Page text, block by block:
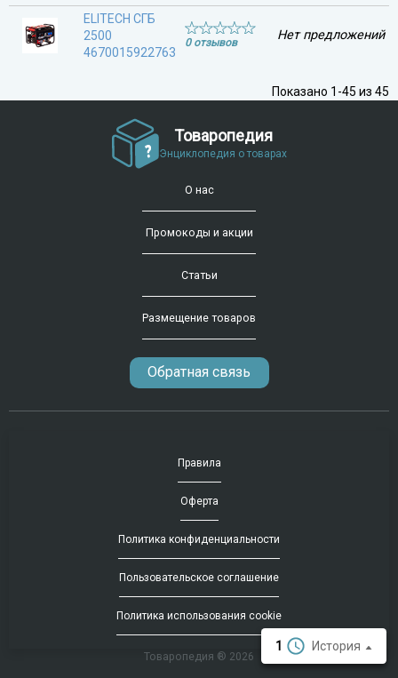
ELITECH СГБ
2500
4670015922763
0 отзывов Нет предложений
Показано 1-45 из 45
1 История
Товаропедия
Энциклопедия о товарах
О нас
Промокоды и акции
Статьи
Размещение товаров
Обратная связь
Правила
Оферта
Политика конфиденциальности
Пользовательское соглашение
Политика использования cookie
Товаропедия ® 2026